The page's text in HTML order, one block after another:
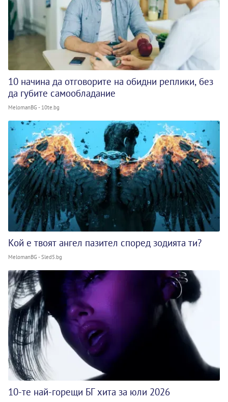
10 начина да отговорите на обидни реплики, без
да губите самообладание
MelomanBG - 10te.bg
Кой е твоят ангел пазител според зодията ти?
MelomanBG - Sled5.bg
10-те най-горещи БГ хита за юли 2026